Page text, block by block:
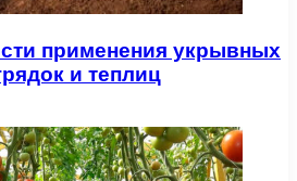
применения укрывных
и теплиц